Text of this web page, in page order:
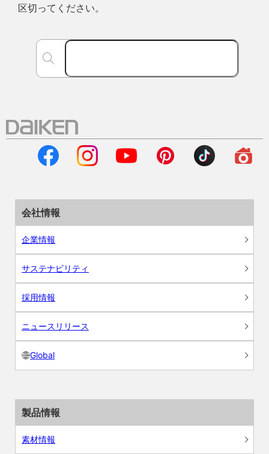
区切ってください。
会社情報
企業情報
サステナビリティ
採用情報
ニュースリリース
Global
製品情報
素材情報